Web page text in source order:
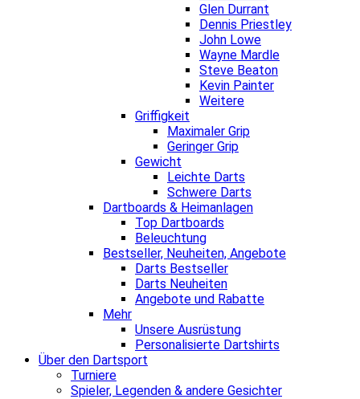
Glen Durrant
Dennis Priestley
John Lowe
Wayne Mardle
Steve Beaton
Kevin Painter
Weitere
Griffigkeit
Maximaler Grip
Geringer Grip
Gewicht
Leichte Darts
Schwere Darts
Dartboards & Heimanlagen
Top Dartboards
Beleuchtung
Bestseller, Neuheiten, Angebote
Darts Bestseller
Darts Neuheiten
Angebote und Rabatte
Mehr
Unsere Ausrüstung
Personalisierte Dartshirts
Über den Dartsport
Turniere
Spieler, Legenden & andere Gesichter